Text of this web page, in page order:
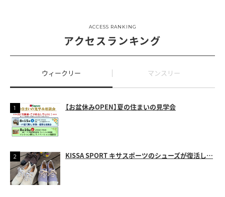
ACCESS RANKING
アクセスランキング
ウィークリー マンスリー
【お盆休みOPEN】夏の住まいの見学会
KISSA SPORT キサスポーツのシューズが復活し…